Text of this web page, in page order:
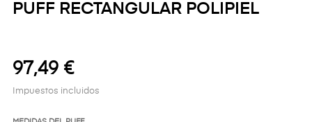
PUFF RECTANGULAR POLIPIEL
97,49 €
Impuestos incluidos